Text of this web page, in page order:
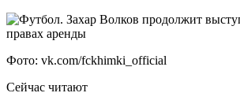
Фото: vk.com/fckhimki_official
Сейчас читают